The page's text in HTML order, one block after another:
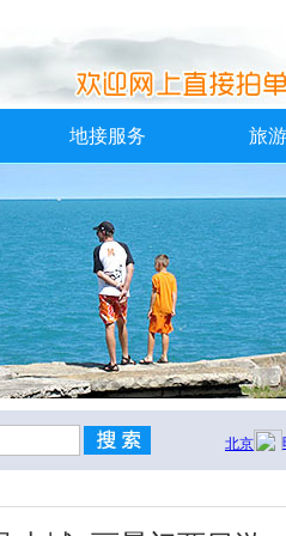
地接服务 旅